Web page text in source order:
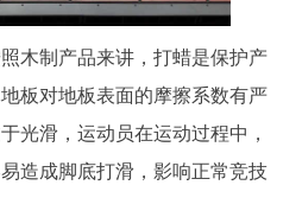
木制产品来讲，打蜡是保护产
板对地板表面的摩擦系数有严
光滑，运动员在运动过程中，
造成脚底打滑，影响正常竞技